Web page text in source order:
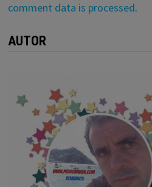
comment data is processed.
AUTOR